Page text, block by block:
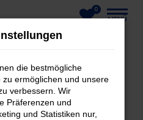
0
MENÜ
die bestmögliche
ermöglichen und unsere
verbessern. Wir
Präferenzen und
und Statistiken nur,